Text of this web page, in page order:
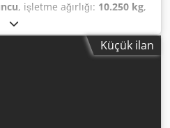
, işletme ağırlığı: 10.250 kg,
Üretim yılı: 1987
saat 10.250 - 12.600 kgKüçük ilan